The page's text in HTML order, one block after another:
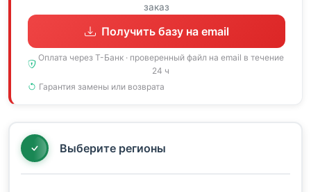
заказ
Получить базу на email
Оплата через Т-Банк · проверенный файл на email в течение
24 ч
Гарантия замены или возврата
Выберите регионы